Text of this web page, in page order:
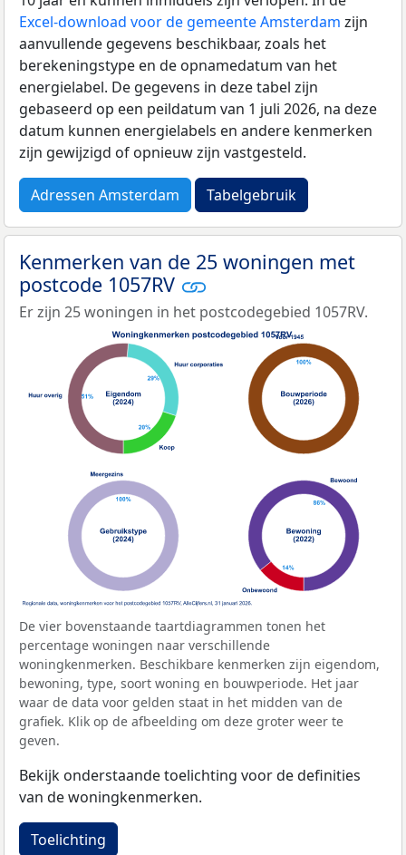
Excel-download voor de gemeente Amsterdam zijn
aanvullende gegevens beschikbaar, zoals het
berekeningstype en de opnamedatum van het
energielabel. De gegevens in deze tabel zijn
gebaseerd op een peildatum van 1 juli 2026, na deze
datum kunnen energielabels en andere kenmerken
zijn gewijzigd of opnieuw zijn vastgesteld.
Adressen Amsterdam Tabelgebruik
Kenmerken van de 25 woningen met
postcode 1057RV
Er zijn 25 woningen in het postcodegebied 1057RV.
De vier bovenstaande taartdiagrammen tonen het
percentage woningen naar verschillende
woningkenmerken. Beschikbare kenmerken zijn eigendom,
bewoning, type, soort woning en bouwperiode. Het jaar
waar de data voor gelden staat in het midden van de
grafiek. Klik op de afbeelding om deze groter weer te
geven.
Bekijk onderstaande toelichting voor de definities
van de woningkenmerken.
Toelichting